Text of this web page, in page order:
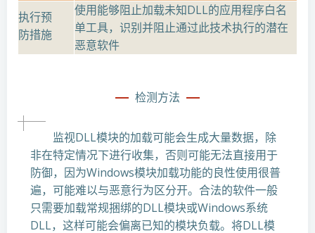
执行预
防措施
使用能够阻止加载未知DLL的应用程序白名
单工具，识别并阻止通过此技术执行的潜在
恶意软件
检测方法
监视DLL模块的加载可能会生成大量数据，除
非在特定情况下进行收集，否则可能无法直接用于
防御，因为Windows模块加载功能的良性使用很普
遍，可能难以与恶意行为区分开。合法的软件一般
只需要加载常规捆绑的DLL模块或Windows系统
DLL，这样可能会偏离已知的模块负载。将DLL模